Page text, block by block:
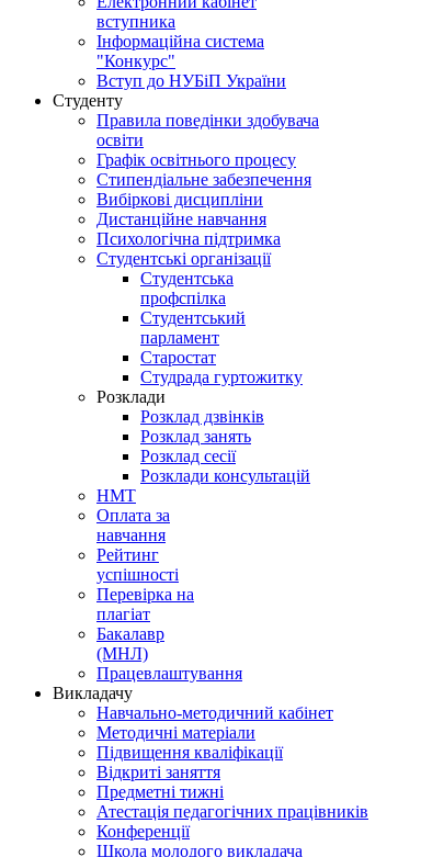
вступника
Інформаційна система
"Конкурс"
Вступ до НУБіП України
Студенту
Правила поведінки здобувача
освіти
Графік освітнього процесу
Стипендіальне забезпечення
Вибіркові дисципліни
Дистанційне навчання
Психологічна підтримка
Студентські організації
Студентська
профспілка
Студентський
парламент
Старостат
Студрада гуртожитку
Розклади
Розклад дзвінків
Розклад занять
Розклад сесії
Розклади консультацій
НМТ
Оплата за
навчання
Рейтинг
успішності
Перевірка на
плагіат
Бакалавр
(МНЛ)
Працевлаштування
Викладачу
Навчально-методичний кабінет
Методичні матеріали
Підвищення кваліфікації
Відкриті заняття
Предметні тижні
Атестація педагогічних працівників
Конференції
Школа молодого викладача